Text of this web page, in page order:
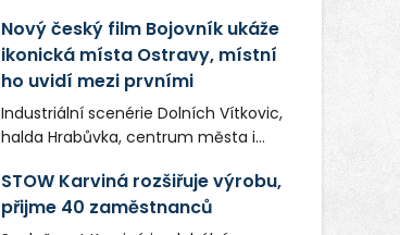
Nový český film Bojovník ukáže
ikonická místa Ostravy, místní
ho uvidí mezi prvními
Industriální scenérie Dolních Vítkovic,
halda Hrabůvka, centrum města i
v novém filmu Bojovník, který vstoupí
do kin už 13. srpna. Režiséři Vojtěch
STOW Karviná rozšiřuje výrobu,
přijme 40 zaměstnanců